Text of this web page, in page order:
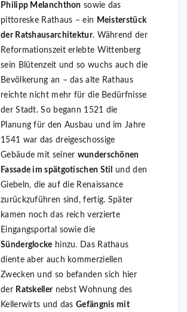
Philipp Melanchthon sowie das
pittoreske Rathaus – ein Meisterstück
der Ratshausarchitektur. Während der
Reformationszeit erlebte Wittenberg
sein Blütenzeit und so wuchs auch die
Bevölkerung an – das alte Rathaus
reichte nicht mehr für die Bedürfnisse
der Stadt. So begann 1521 die
Planung für den Ausbau und im Jahre
1541 war das dreigeschossige
Gebäude mit seiner wunderschönen
Fassade im spätgotischen Stil
und den
Giebeln, die auf die Renaissance
zurückzuführen sind, fertig. Später
kamen noch das reich verzierte
Eingangsportal sowie die
Sünderglocke hinzu. Das Rathaus
diente aber auch kommerziellen
Zwecken und so befanden sich hier
der Ratskellernebst Wohnung des
Kellerwirts und dasGefängnis mit